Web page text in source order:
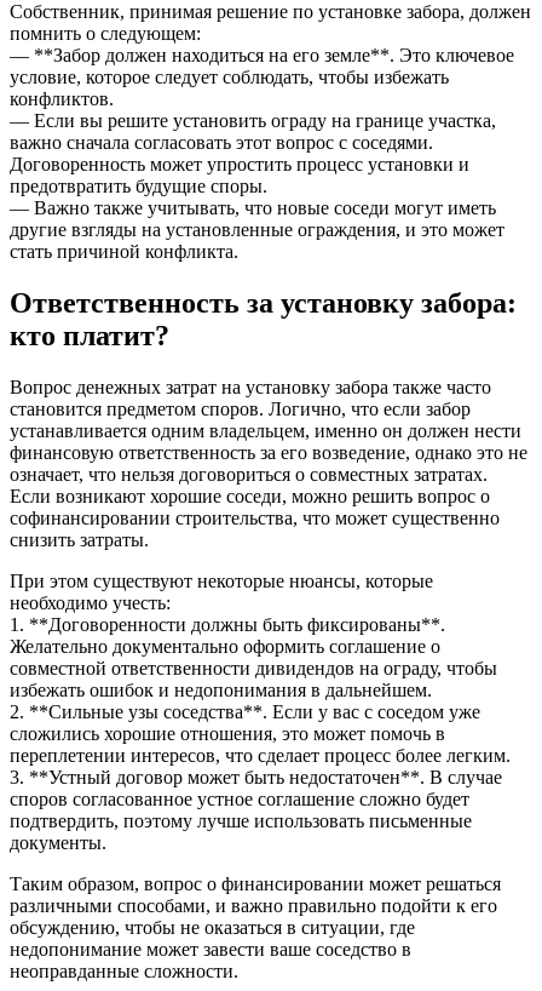
Собственник, принимая решение по установке забора, должен
помнить о следующем:
— **Забор должен находиться на его земле**. Это ключевое
условие, которое следует соблюдать, чтобы избежать
конфликтов.
— Если вы решите установить ограду на границе участка,
важно сначала согласовать этот вопрос с соседями.
Договоренность может упростить процесс установки и
предотвратить будущие споры.
— Важно также учитывать, что новые соседи могут иметь
другие взгляды на установленные ограждения, и это может
стать причиной конфликта.
Ответственность за установку забора:
кто платит?
Вопрос денежных затрат на установку забора также часто
становится предметом споров. Логично, что если забор
устанавливается одним владельцем, именно он должен нести
финансовую ответственность за его возведение, однако это не
означает, что нельзя договориться о совместных затратах.
Если возникают хорошие соседи, можно решить вопрос о
софинансировании строительства, что может существенно
снизить затраты.
При этом существуют некоторые нюансы, которые
необходимо учесть:
1. **Договоренности должны быть фиксированы**.
Желательно документально оформить соглашение о
совместной ответственности дивидендов на ограду, чтобы
избежать ошибок и недопонимания в дальнейшем.
2. **Сильные узы соседства**. Если у вас с соседом уже
сложились хорошие отношения, это может помочь в
переплетении интересов, что сделает процесс более легким.
3. **Устный договор может быть недостаточен**. В случае
споров согласованное устное соглашение сложно будет
подтвердить, поэтому лучше использовать письменные
документы.
Таким образом, вопрос о финансировании может решаться
различными способами, и важно правильно подойти к его
обсуждению, чтобы не оказаться в ситуации, где
недопонимание может завести ваше соседство в
неоправданные сложности.